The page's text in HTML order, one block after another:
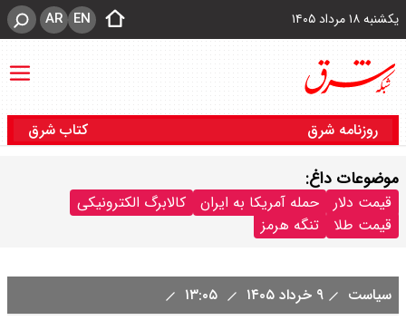
یکشنبه ۱۸ مرداد ۱۴۰۵ EN
AR
روزنامه شرق کتاب شرق
موضوعات داغ:
قیمت دلار حمله آمریکا به ایران
کالابرگ الکترونیکی
قیمت طلا
تنگه هرمز
سیاست ۹ خرداد ۱۴۰۵